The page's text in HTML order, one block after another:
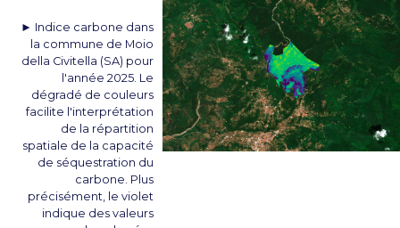
► Indice carbone dans
la commune de Moio
della Civitella (SA) pour
l'année 2025. Le
dégradé de couleurs
facilite l'interprétation
de la répartition
spatiale de la capacité
de séquestration du
carbone. Plus
précisément, le violet
indique des valeurs